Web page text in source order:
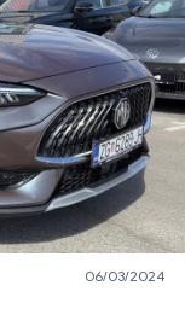
06/03/2024